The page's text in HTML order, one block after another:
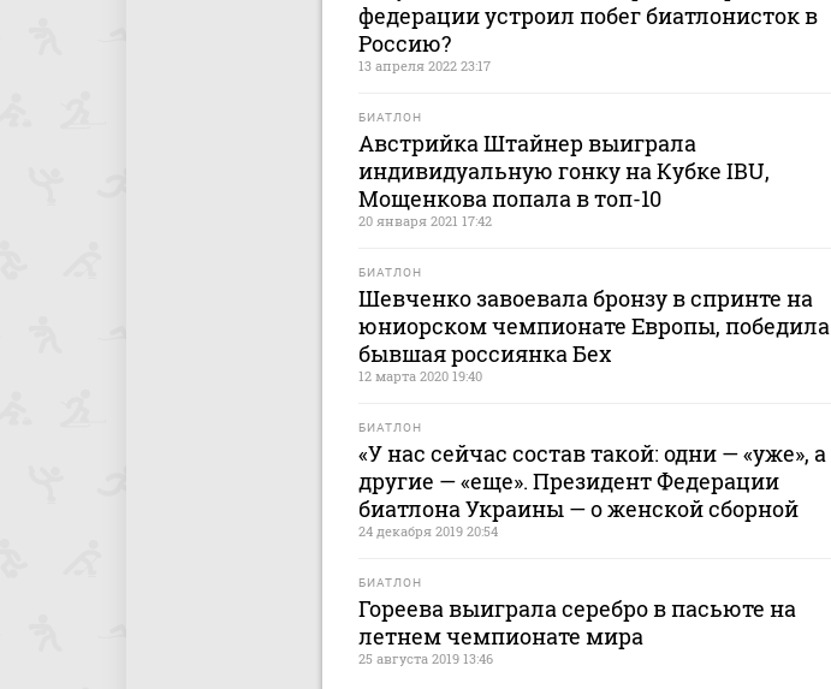
федерации устроил побег биатлонисток в
Россию?
13 апреля 2022 23:17
БИАТЛОН
Австрийка Штайнер выиграла
индивидуальную гонку на Кубке IBU,
Мощенкова попала в топ-10
20 января 2021 17:42
БИАТЛОН
Шевченко завоевала бронзу в спринте на
юниорском чемпионате Европы, победила
бывшая россиянка Бех
12 марта 2020 19:40
БИАТЛОН
«У нас сейчас состав такой: одни — «уже», а
другие — «еще». Президент Федерации
биатлона Украины — о женской сборной
24 декабря 2019 20:54
БИАТЛОН
Гореева выиграла серебро в пасьюте на
летнем чемпионате мира
25 августа 2019 13:46